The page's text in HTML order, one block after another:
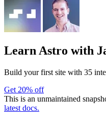
Learn Astro with
Build your first site with 35
Get 20% off
This is an unmaintained
latest docs.